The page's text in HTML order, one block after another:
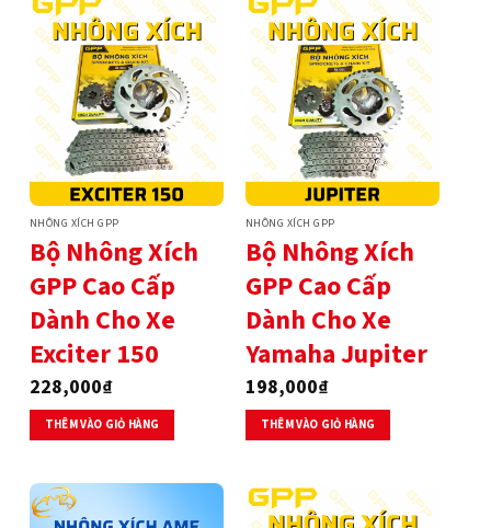
NHÔNG XÍCH GPP
Bộ Nhông Xích
GPP Cao Cấp
Dành Cho Xe
Exciter 150
228,000₫
THÊM VÀO GIỎ HÀNG
NHÔNG XÍCH GPP
Bộ Nhông Xích
GPP Cao Cấp
Dành Cho Xe
Yamaha Jupiter
198,000₫
THÊM VÀO GIỎ HÀNG